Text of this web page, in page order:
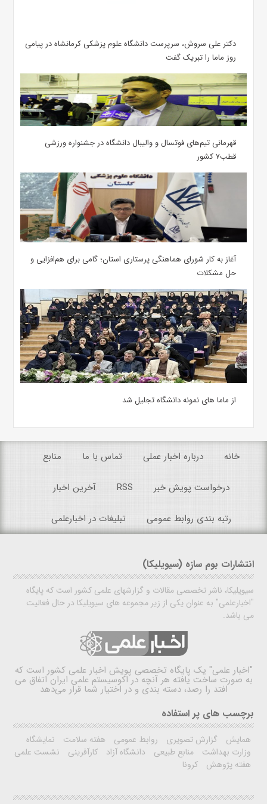
دکتر علی سروش، سرپرست دانشگاه علوم پزشکی کرمانشاه در پیامی
روز ماما را تبریک گفت
قهرمانی تیم‌های فوتسال و والیبال دانشگاه در جشنواره ورزشی
قطب۷ کشور
آغاز به کار شورای هماهنگی پرستاری استان؛ گامی برای هم‌افزایی و
حل مشکلات
از ماما های نمونه دانشگاه تجلیل شد
خانه درباره اخبار عملی تماس با ما منابع
درخواست پویش خبر RSS آخرین اخبار
رتبه بندی روابط عمومی تبلیغات در اخبارعلمی
انتشارات بوم سازه (سیویلیکا)
سیویلیکا، ناشر تخصصی مقالات و گزارشهای علمی کشور است که پایگاه
"اخبارعلمی" به عنوان یکی از زیر مجموعه های سیویلیکا در حال فعالیت
می باشد.
"اخبار علمی" یک پایگاه تخصصی پویش اخبار علمی کشور است که
به صورت ساخت یافته هر آنچه در اکوسیستم علمی ایران اتفاق می
افتد را رصد، دسته بندی و در اختیار شما قرار می‌دهد
برچسب های پر استفاده
همایش گزارش تصویری روابط عمومی هفته سلامت
نمایشگاه
وزارت بهداشت
منابع طبیعی دانشگاه آزاد کارآفرینی
نشست علمی
هفته پژوهش
کرونا